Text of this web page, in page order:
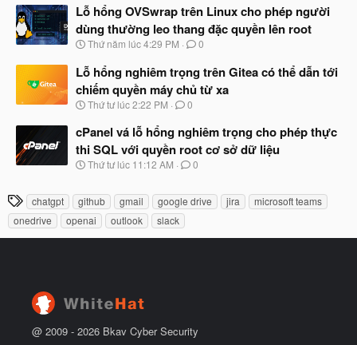
đ
ầ
u
à
b
ắ
đ
ầ
u
Lỗ hổng OVSwrap trên Linux cho phép người
dùng thường leo thang đặc quyền lên root
N
à
y
b
ắ
đ
ầ
u
Thứ năm lúc 4:29 PM 0
Lỗ hổng nghiêm trọng trên Gitea có thể dẫn tới
chiếm quyền máy chủ từ xa
N
à
b
ắ
đ
ầ
u
Thứ tư lúc 2:22 PM 0
cPanel vá lỗ hổng nghiêm trọng cho phép thực
thi SQL với quyền root cơ sở dữ liệu
N
y
b
ắ
t
Thứ tư lúc 11:12 AM 0
T
h
ẻ
chatgpt github gmail google drive jira
microsoft teams
onedrive
openai outlook slack
@ 2009 - 2026 Bkav Cyber Security